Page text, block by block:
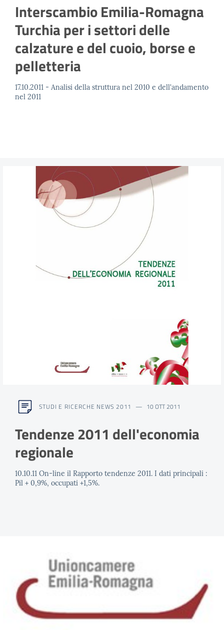
Interscambio Emilia-Romagna
Turchia per i settori delle
calzature e del cuoio, borse e
pelletteria
17.10.2011 - Analisi della struttura nel 2010 e dell'andamento
nel 2011
STUDI E RICERCHE NEWS 2011 10 OTT 2011
Tendenze 2011 dell'economia
regionale
10.10.11 On-line il Rapporto tendenze 2011. I dati principali :
Pil + 0,9%, occupati +1,5%.